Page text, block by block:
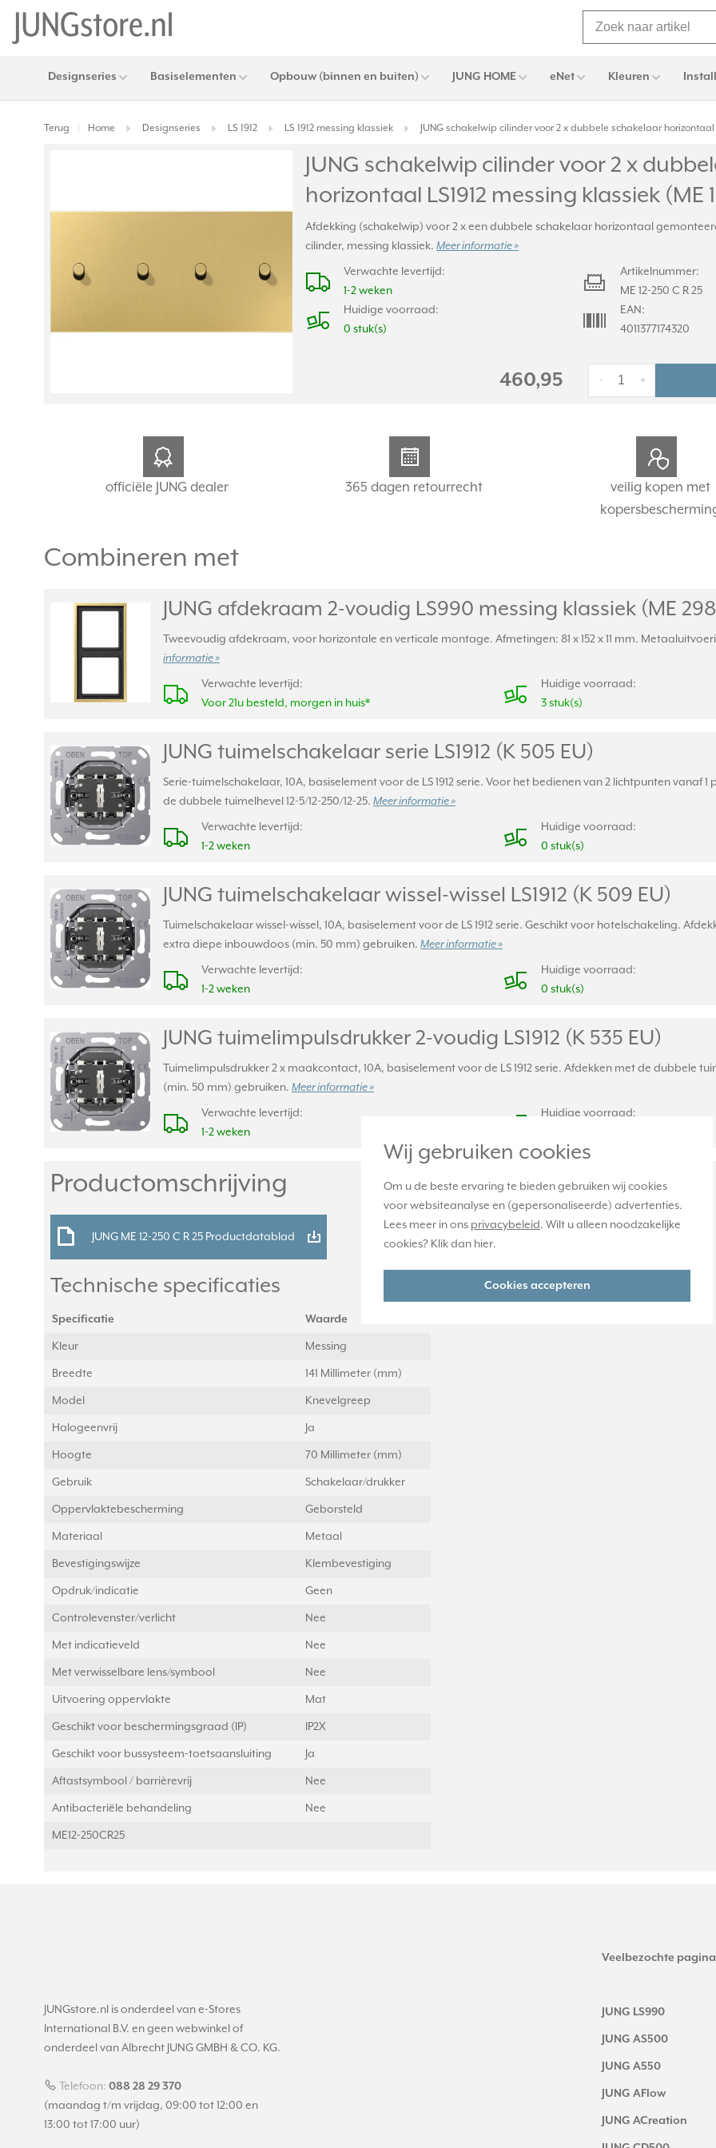
Wij gebruiken cookies
Om u de beste ervaring te bieden gebruiken wij cookies
voor websiteanalyse en (gepersonaliseerde) advertenties.
Lees meer in ons privacybeleid. Wilt u alleen noodzakelijke
cookies? Klik dan hier.
Cookies accepteren
Designseries Basiselementen Opbouw (binnen en buiten) JUNG HOME eNet Kleuren
Terug Home Designseries LS 1912 LS 1912 messing klassiek JUNG schakelwip cilinder voor 2 x dubbele schakelaar horizontaal
JUNG schakelwip cilinder voor 2 x
horizontaal LS1912 messing klassiek (ME
Afdekking (schakelwip) voor 2 x een dubbele schakelaar horizontaal
cilinder, messing klassiek.Meer informatie »
Verwachte levertijd:
1-2 weken
Huidige voorraad:
0 stuk(s)
Artikelnummer:
ME 12-250 C R 25
EAN:
4011377174320
460,95 +
-
officiële JUNG dealer 365 dagen retourrecht
veilig kopen met
Combineren met
JUNG afdekraam 2-voudig LS990 messing klassiek (ME
Tweevoudig afdekraam, voor horizontale en verticale montage. Afmetingen: 81 x 152 x 11 mm.
informatie »
Verwachte levertijd:
Voor 21u besteld, morgen in huis*
Huidige voorraad:
3 stuk(s)
JUNG tuimelschakelaar serie LS1912 (K 505 EU)
Serie-tuimelschakelaar, 10A, basiselement voor de LS 1912 serie. Voor het bedienen van 2 lichtpunten vanaf
de dubbele tuimelhevel 12-5/12-250/12-25. Meer informatie »
Verwachte levertijd:
1-2 weken
Huidige voorraad:
0 stuk(s)
JUNG tuimelschakelaar wissel-wissel LS1912 (K 509 EU)
Tuimelschakelaar wissel-wissel, 10A, basiselement voor de LS 1912 serie. Geschikt voor hotelschakeling.
extra diepe inbouwdoos (min. 50 mm) gebruiken. Meer informatie »
Verwachte levertijd:
1-2 weken
Huidige voorraad:
0 stuk(s)
JUNG tuimelimpulsdrukker 2-voudig LS1912 (K 535 EU)
Tuimelimpulsdrukker 2 x maakcontact, 10A, basiselement voor de LS 1912 serie. Afdekken met de dubbele
(min. 50 mm) gebruiken. Meer informatie »
Verwachte levertijd:
1-2 weken
Huidige voorraad:
Productomschrijving
JUNG ME 12-250 C R 25 Productdatablad
Technische specificaties
Specificatie Waarde
Kleur Messing
Breedte 141 Millimeter (mm)
Model Knevelgreep
Halogeenvrij Ja
Hoogte 70 Millimeter (mm)
Gebruik Schakelaar/drukker
Oppervlaktebescherming Geborsteld
Materiaal Metaal
Bevestigingswijze Klembevestiging
Opdruk/indicatie Geen
Controlevenster/verlicht Nee
Met indicatieveld Nee
Met verwisselbare lens/symbool Nee
Uitvoering oppervlakte Mat
Geschikt voor beschermingsgraad (IP) IP2X
Geschikt voor bussysteem-toetsaansluiting Ja
Aftastsymbool / barrièrevrij Nee
Antibacteriële behandeling Nee
ME12-250CR25
JUNGstore.nl is onderdeel van e-Stores
International B.V. en geen webwinkel of
onderdeel van Albrecht JUNG GMBH & CO. KG.
Telefoon: 088 28 29 370
(maandag t/m vrijdag, 09:00 tot 12:00 en
13:00 tot 17:00 uur)
Veelbezochte
JUNG LS990
JUNG AS500
JUNG A550
JUNG AFlow
JUNG ACreation